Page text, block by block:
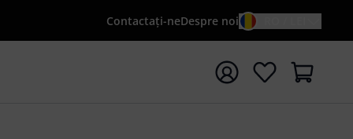
Contactaţi-neDespre noi
căutarea cu termenul de căutare {searchTerm}